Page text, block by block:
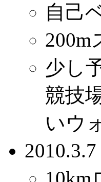
自己
200m
少し
競技
いウ